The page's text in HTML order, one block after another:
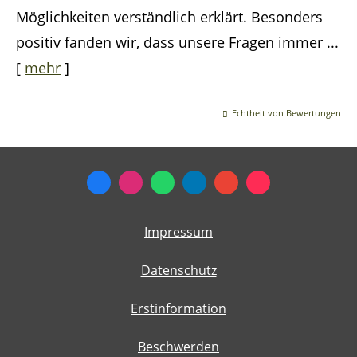
Möglichkeiten verständlich erklärt. Besonders
positiv fanden wir, dass unsere Fragen immer ...
[ mehr ]
Echtheit von Bewertungen
Impressum
Datenschutz
Erstinformation
Beschwerden